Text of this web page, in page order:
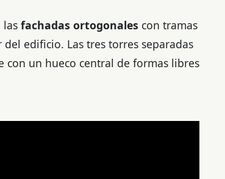
las fachadas ortogonales con tramas
edificio. Las tres torres separadas
con un hueco central de formas libres